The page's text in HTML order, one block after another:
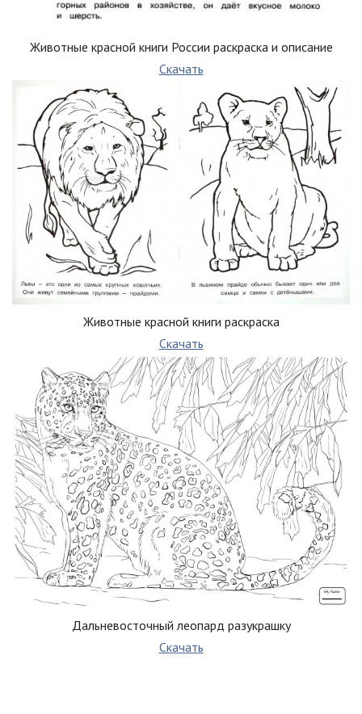
Животные красной книги России раскраска и описание
Скачать
Животные красной книги раскраска
Скачать
Дальневосточный леопард разукрашку
Скачать